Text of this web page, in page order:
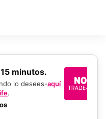
minutos.
lo desees-aquí
.